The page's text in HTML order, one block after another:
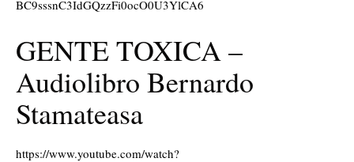
BC9sssnC3IdGQzzFi0ocO0U3YlCA6
GENTE TOXICA –
Audiolibro Bernardo
Stamateasa
https://www.youtube.com/watch?